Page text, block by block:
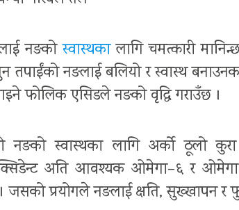
नङकोस्वास्थका लागि चमत्कारी
तपाईंको नङलाई बलियो र स्वास्थ
फोलिक एसिडले नङको वृद्धि गराउँछ ।
नङको स्वास्थका लागि अर्काे ठूलो
अति आवश्यक ओमेगा–६ र
जसको प्रयोगले नङलाई क्षति, सुख्खापन र